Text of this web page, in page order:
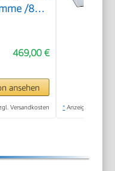
/8
469,00 €
ansehen
Versandkosten * Anzeige